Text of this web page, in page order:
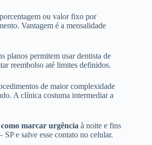
ou valor fixo por
Vantagem é a mensalidade
planos permitem usar dentista de
reembolso até limites definidos.
de maior complexidade
A clínica costuma intermediar a
como marcar urgência à noite e fins
SP e salve esse contato no celular.